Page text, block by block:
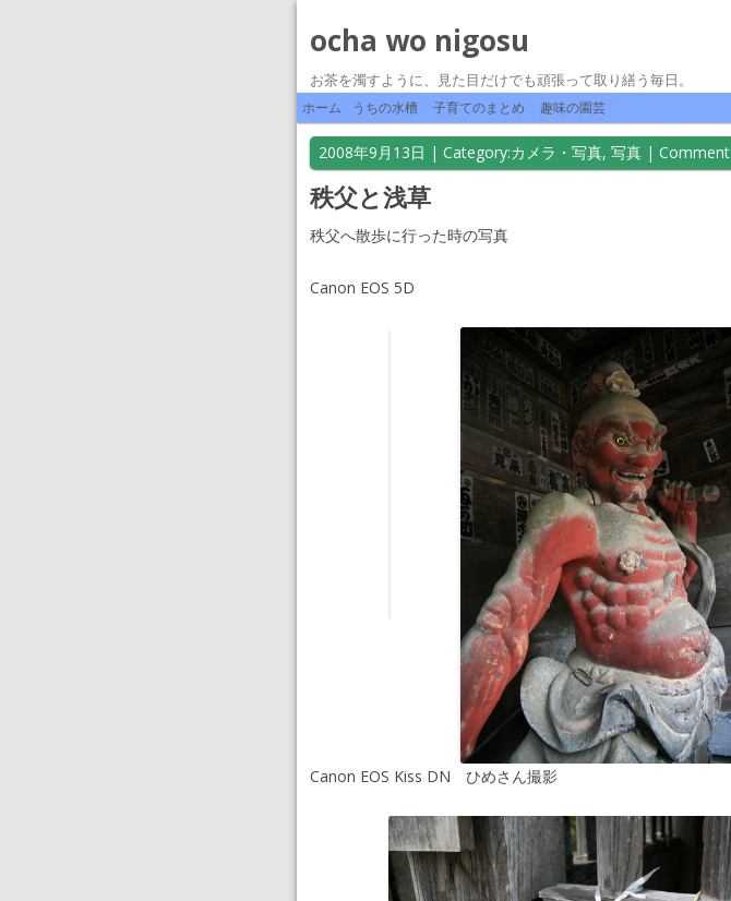
ocha wo nigosu
お茶を濁すように、見た目だけでも頑張って取り繕う毎日。
ホーム うちの水槽 子育てのまとめ 趣味の園芸
2008年9月13日 | Category:カメラ・写真, 写真 | Comment
秩父と浅草
秩父へ散歩に行った時の写真
Canon EOS 5D
Canon EOS Kiss DN ひめさん撮影